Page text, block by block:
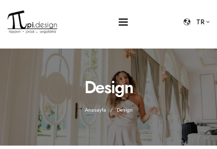
TR
Design
Anasayfa Design